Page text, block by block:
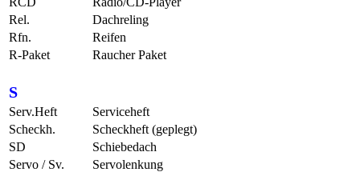
Rel.
Dachreling
Rfn.
Reifen
R-Paket
Raucher Paket
S
Serv.Heft
Serviceheft
Scheckh.
Scheckheft (geplegt)
SD
Schiebedach
Servo / Sv.
Servolenkung